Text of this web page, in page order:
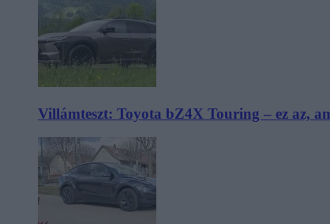
Villámteszt: Toyota bZ4X Touring – ez az,